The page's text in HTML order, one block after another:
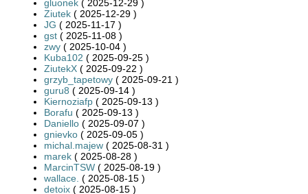
gluonek ( 2025-12-29 )
Ziutek ( 2025-12-29 )
JG ( 2025-11-17 )
gst ( 2025-11-08 )
zwy ( 2025-10-04 )
Kuba102 ( 2025-09-25 )
ZiutekX ( 2025-09-22 )
grzyb_tapetowy ( 2025-09-21 )
guru8 ( 2025-09-14 )
Kiernoziafp ( 2025-09-13 )
Borafu ( 2025-09-13 )
Daniello ( 2025-09-07 )
gnievko ( 2025-09-05 )
michal.majew ( 2025-08-31 )
marek ( 2025-08-28 )
MarcinTSW ( 2025-08-19 )
wallace. ( 2025-08-15 )
detoix ( 2025-08-15 )